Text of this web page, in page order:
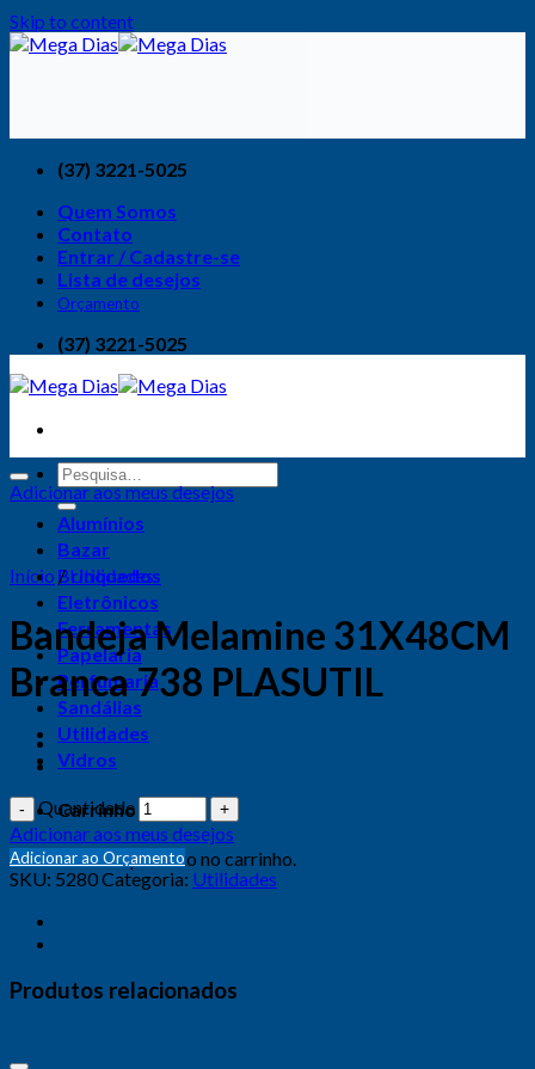
Skip to content
(37) 3221-5025
Quem Somos
Contato
Entrar / Cadastre-se
Lista de desejos
Orçamento
(37) 3221-5025
Alumínios
Bazar
Brinquedos
Eletrônicos
Ferramentas
Papelaria
Perfumaria
Sandálias
Utilidades
Vidros
Carrinho
Nenhum produto no carrinho.
Adicionar aos meus desejos
Início / Utilidades
Bandeja Melamine 31X48CM
Branca 738 PLASUTIL
Quantidade
Adicionar aos meus desejos
Adicionar ao Orçamento
SKU: 5280Categoria: Utilidades
Produtos relacionados